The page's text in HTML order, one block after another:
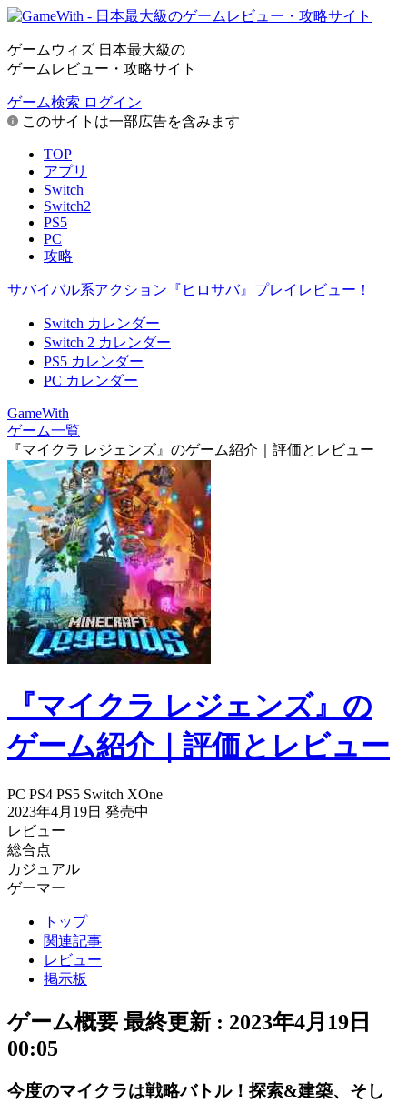
ゲームウィズ 日本最大級の
ゲームレビュー・攻略サイト
ゲーム検索 ログイン
このサイトは一部広告を含みます
TOP
アプリ
Switch
Switch2
PS5
PC
攻略
サバイバル系アクション『ヒロサバ』プレイレビュー！
Switch カレンダー
Switch 2 カレンダー
PS5 カレンダー
PC カレンダー
GameWith
ゲーム一覧
『マイクラ レジェンズ』のゲーム紹介｜評価とレビュー
『マイクラ レジェンズ』の
ゲーム紹介｜評価とレビュー
PC PS4 PS5 Switch XOne
2023年4月19日 発売中
レビュー
総合点
カジュアル
ゲーマー
トップ
関連記事
レビュー
掲示板
ゲーム概要 最終更新 : 2023年4月19日
00:05
今度のマイクラは戦略バトル！探索&建築、そし